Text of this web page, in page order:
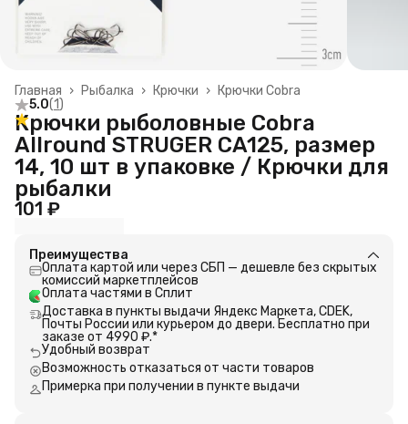
Крючки Cobra
Крючки ›
Рыбалка ›
Главная ›
5.0(1)
Крючки рыболовные Cobra
Allround STRUGER CA125, размер
14, 10 шт в упаковке / Крючки для
рыбалки
101 ₽
Преимущества
Оплата картой или через СБП — дешевле без скрытых
комиссий маркетплейсов
Оплата частями в Сплит
Доставка в пункты выдачи Яндекс Маркета, CDEK,
Почты России или курьером до двери. Бесплатно при
заказе от 4990 ₽.*
Удобный возврат
Возможность отказаться от части товаров
Примерка при получении в пункте выдачи